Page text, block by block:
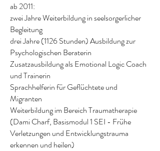
ab 2011:
zwei Jahre Weiterbildung in seelsorgerlicher
Begleitung
drei Jahre (1126 Stunden) Ausbildung zur
Psychologischen Beraterin
Zusatzausbildung als Emotional Logic Coach
und Trainerin
Sprachhelferin für Geflüchtete und
Migranten
Weiterbildung im Bereich Traumatherapie
(Dami Charf, Basismodul 1 SEI - Frühe
Verletzungen und Entwicklungstrauma
erkennen und heilen)